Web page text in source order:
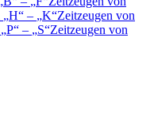
H – K Zeitzeugen von
P – S Zeitzeugen von